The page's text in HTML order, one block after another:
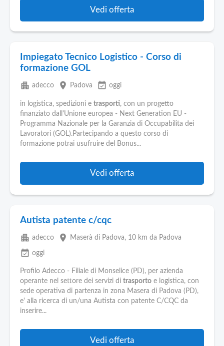
Vedi offerta
Impiegato Tecnico Logistico - Corso di
formazione GOL
apartment adecco place Padova event_available oggi
in logistica, spedizioni e trasporti, con un progetto
finanziato dall'Unione europea - Next Generation EU -
Programma Nazionale per la Garanzia di Occupabilita dei
Lavoratori (GOL).Partecipando a questo corso di
formazione potrai usufruire del Bonus...
Vedi offerta
Autista patente c/cqc
apartment adecco place Maserà di Padova, 10 km da Padova
event_available oggi
Profilo Adecco - Filiale di Monselice (PD), per azienda
operante nel settore dei servizi di trasporto e logistica, con
sede operativa di partenza in zona Masera di Padova (PD),
e' alla ricerca di un/una Autista con patente C/CQC da
inserire...
Vedi offerta